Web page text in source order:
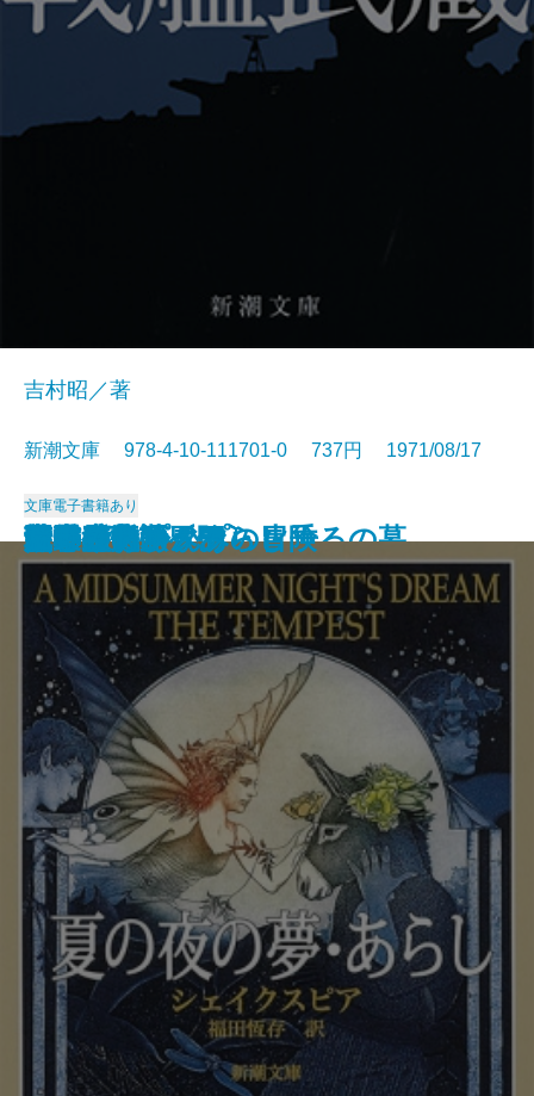
アメリカひじき・火垂るの墓
国盗り物語〔三〕
国盗り物語〔四〕
悪霊〔下〕
悪霊〔上〕
国盗り物語〔一〕
国盗り物語〔二〕
黒い画集
日常生活の冒険
戦艦武蔵
吉村昭／著
新潮文庫 978-4-10-111701-0 737円 1971/08/17
文庫電子書籍あり
夏の夜の夢・あらし
青の時代
日本三文オペラ
青春の蹉跌
ボッコちゃん
点と線
城
眼の壁
船乗りクプクプの冒険
荒野のおおかみ